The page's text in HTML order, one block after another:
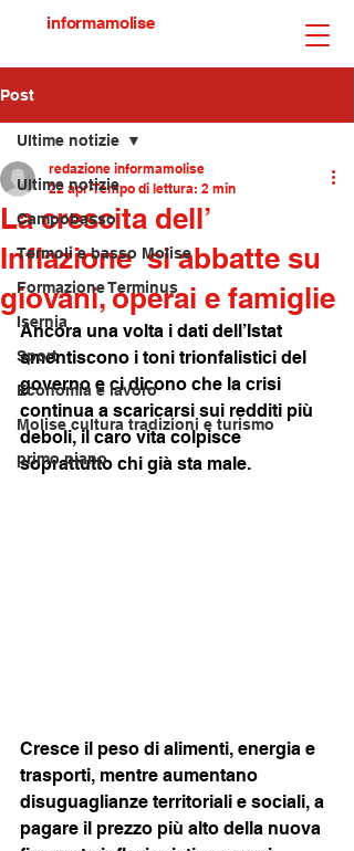
informamolise
Post
Ultime notizie
Campobasso
Termoli e basso Molise
Formazione Terminus
Isernia
Sport
Economia e lavoro
Molise cultura tradizioni e turismo
primo piano
Ultime notizie
La crescita dell’
Inflazione si abbatte su
giovani, operai e famiglie
redazione informamolise
22 apr Tempo di lettura: 2 min
Ancora una volta i dati dell’Istat
smentiscono i toni trionfalistici del
governo e ci dicono che la crisi
continua a scaricarsi sui redditi più
deboli, il caro vita colpisce
soprattutto chi già sta male.
Cresce il peso di alimenti, energia e
trasporti, mentre aumentano
disuguaglianze territoriali e sociali, a
pagare il prezzo più alto della nuova